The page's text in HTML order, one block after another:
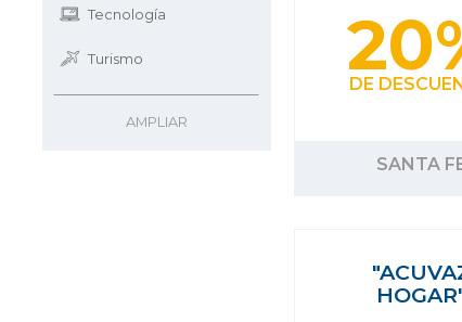
Tecnología
Turismo
AMPLIAR
DE
SANTA